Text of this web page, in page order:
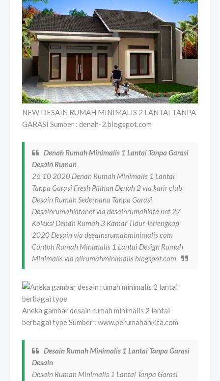
NEW DESAIN RUMAH MINIMALIS 2 LANTAI TANPA
GARASI Sumber : denah-2.blogspot.com
Denah Rumah Minimalis 1 Lantai Tanpa Garasi
Desain Rumah
26 10 2020 Denah Rumah Minimalis 1 Lantai
Tanpa Garasi Fresh Pilihan Denah 2 via karir club
Desain Rumah Sederhana Tanpa Garasi
Desainrumahkitanet via desainrumahkita net 27
Koleksi Denah Rumah 3 Kamar Tidur Terlengkap
2020 Desain via desainsrumahminimalis com
Contoh Rumah Minimalis 1 Lantai Design Rumah
Minimalis via allrumahminimalis blogspot com
Aneka gambar desain rumah minimalis 2 lantai
berbagai type Sumber : www.perumahankita.com
Desain Rumah Minimalis 1 Lantai Tanpa Garasi
Desain
Desain Rumah Minimalis 1 Lantai Tanpa Garasi